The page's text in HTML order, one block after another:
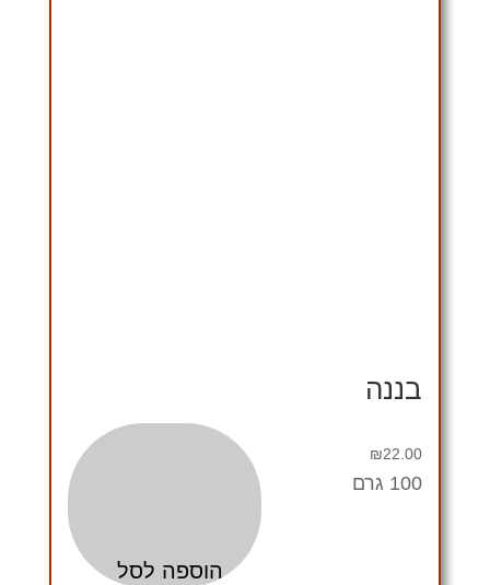
בננה
₪22.00
הוספה לסל
100 גרם